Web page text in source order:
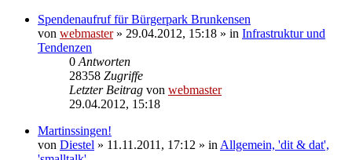
Spendenaufruf für Bürgerpark Brunkensen
von webmaster» 29.04.2012, 15:18 » in Infrastruktur und
Tendenzen
0 Antworten
28358 Zugriffe
Letzter Beitrag von webmaster
29.04.2012, 15:18
Martinssingen!
von Diestel » 11.11.2011, 17:12 » in Allgemein, 'dit & dat',